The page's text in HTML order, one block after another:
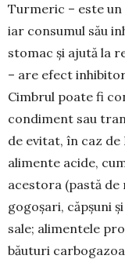
Turmeric – este
iar consumul său
stomac și ajută la
– are efect
Cimbrul poate fi
condiment sau
de evitat, în caz
alimente acide,
acestora (pastă de
gogoșari, căpșuni
sale; alimentele
băuturi